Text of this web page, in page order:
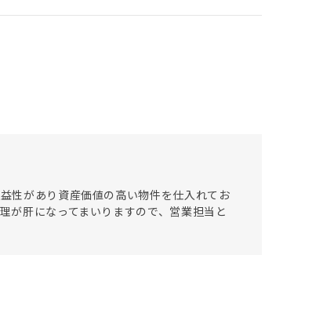
性があり資産価値の高い物件を仕入れてお
が肝になってまいりますので、営業担当と